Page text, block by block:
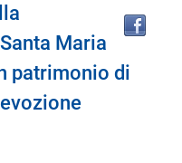
Maria
patrimonio di